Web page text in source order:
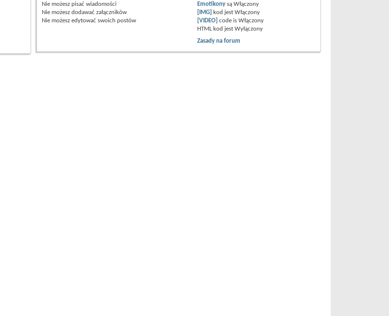
Nie możeszpisać wiadomości
Nie możeszdodawać załączników
Nie możeszedytować swoich postów
Emotikony sąWłączony
[IMG] kod jestWłączony
[VIDEO] code isWłączony
HTML kod jestWyłączony
Zasady na forum